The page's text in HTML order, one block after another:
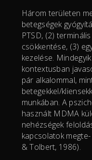
Három területen
betegségek
PTSD, (2)
csökkentése, (3)
kezelése.
kontextusban
pár alkalommal,
betegekkel/
munkában. A
használt MDMA
nehézségek
kapcsolatok
& Tolbert, 1986).